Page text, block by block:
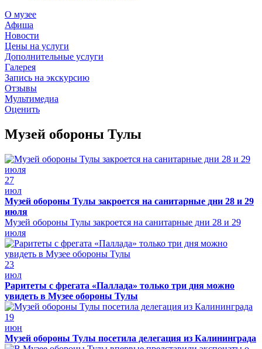
О музее
Афиша
Новости
Цены на услуги
Дополнительные услуги
Галерея
Запись на экскурсию
Отзывы
Мультимедиа
Оценить
Музей обороны Тулы
27
июл
Музей обороны Тулы закроется на санитарные дни 28 и 29
июля
Музей обороны Тулы закроется на санитарные дни 28 и 29
июля
23
июл
Раритеты с фрегата «Паллада» только три дня можно
увидеть в Музее обороны Тулы
19
июн
Музей обороны Тулы посетила делегация из Калининграда